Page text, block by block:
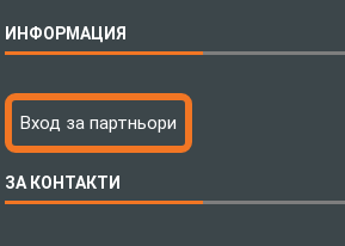
Бебешки спални комплекти
Тениски с пълноцветен печат
Хавлиени кърпи
Пончо за водни спортове
ИНФОРМАЦИЯ
Технология на печатане
Файлове за печат
Как да поръчам?
Вход за партньори
ЗА КОНТАКТИ